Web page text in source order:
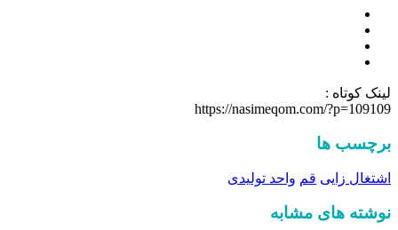
لینک کوتاه :
https://nasimeqom.com/?p=109109
برچسب ها
اشتغال زایی قم واحد تولیدی
نوشته های مشابه